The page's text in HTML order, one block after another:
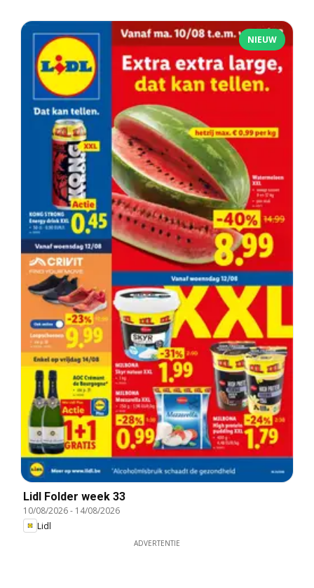
NIEUW
Lidl Folder week 33
10/08/2026- 14/08/2026
Lidl
ADVERTENTIE